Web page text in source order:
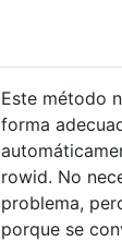
Este método
forma
rowid. No
problema,
porque se